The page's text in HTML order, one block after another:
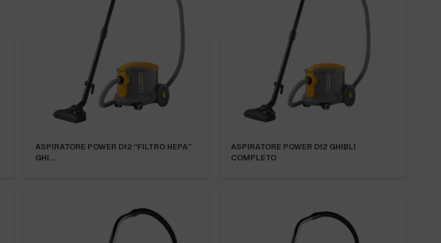
ASPIRATORE POWER D12 “FILTRO HEPA”
GHI…
ASPIRATORE POWER D12 GHIBLI
COMPLETO